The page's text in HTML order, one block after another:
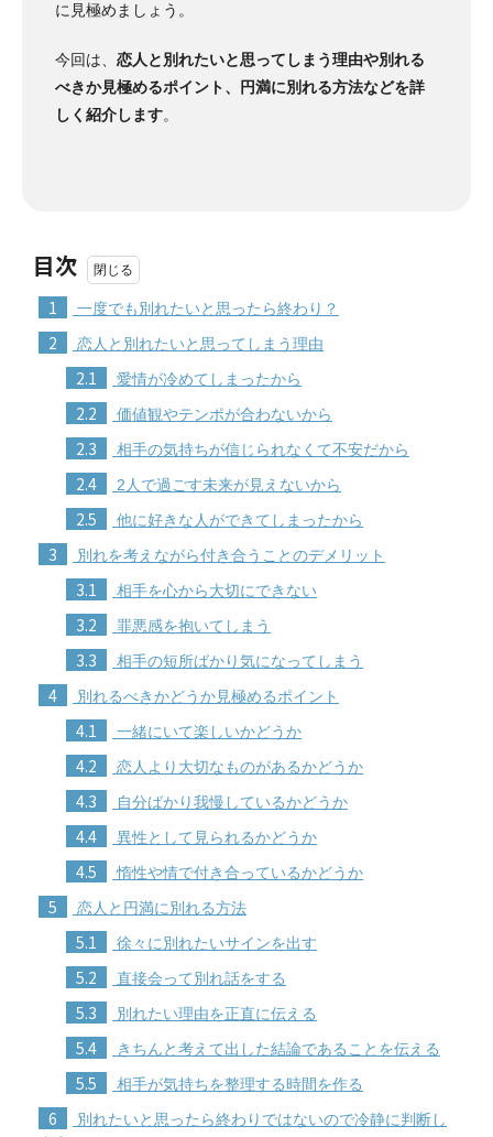
に見極めましょう。
今回は、 恋人と別れたいと思ってしまう理由や別れる
べきか見極めるポイント、円満に別れる方法などを詳
しく紹介します。
目次
1 一度でも別れたいと思ったら終わり？
2 恋人と別れたいと思ってしまう理由
2.1 愛情が冷めてしまったから
2.2 価値観やテンポが合わないから
2.3 相手の気持ちが信じられなくて不安だから
2.4 2人で過ごす未来が見えないから
2.5 他に好きな人ができてしまったから
3 別れを考えながら付き合うことのデメリット
3.1 相手を心から大切にできない
3.2 罪悪感を抱いてしまう
3.3 相手の短所ばかり気になってしまう
4 別れるべきかどうか見極めるポイント
4.1 一緒にいて楽しいかどうか
4.2 恋人より大切なものがあるかどうか
4.3 自分ばかり我慢しているかどうか
4.4 異性として見られるかどうか
4.5 惰性や情で付き合っているかどうか
5 恋人と円満に別れる方法
5.1 徐々に別れたいサインを出す
5.2 直接会って別れ話をする
5.3 別れたい理由を正直に伝える
5.4 きちんと考えて出した結論であることを伝える
5.5 相手が気持ちを整理する時間を作る
6
別れたいと思ったら終わりではないので冷静に判断し